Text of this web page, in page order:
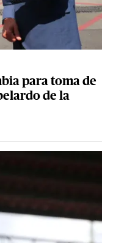
para toma de
de la